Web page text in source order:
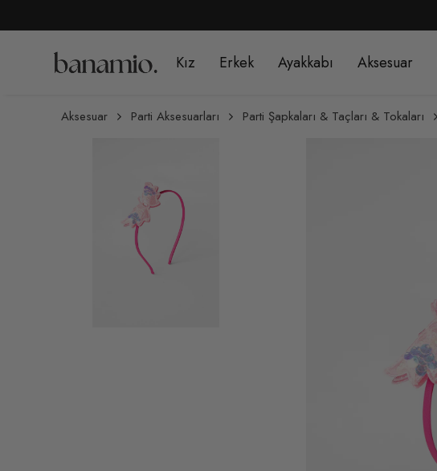
Kız Erkek Ayakkabı Aksesuar
Aksesuar Parti Aksesuarları Parti Şapkaları & Taçları & Tokaları